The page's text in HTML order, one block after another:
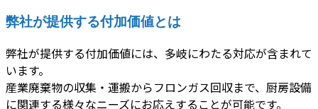
弊社が提供する付加価値とは
弊社が提供する付加価値には、多岐にわたる対応が含まれて
います。
産業廃棄物の収集・運搬からフロンガス回収まで、厨房設備
に関連する様々なニーズにお応えすることが可能です。